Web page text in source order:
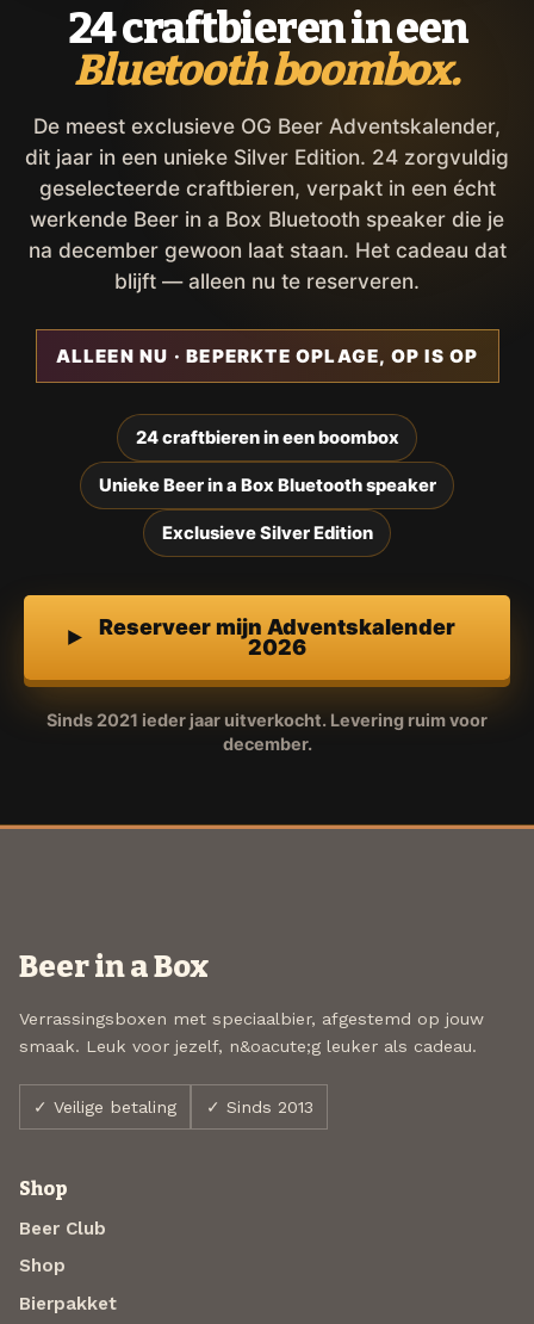
24 craftbieren in een
Bluetooth boombox.
De meest exclusieve OG Beer Adventskalender,
dit jaar in een unieke Silver Edition. 24 zorgvuldig
geselecteerde craftbieren, verpakt in een écht
werkende Beer in a Box Bluetooth speaker die je
na december gewoon laat staan. Het cadeau dat
blijft — alleen nu te reserveren.
ALLEEN NU · BEPERKTE OPLAGE, OP IS OP
24 craftbieren in een boombox
Unieke Beer in a Box Bluetooth speaker
Exclusieve Silver Edition
Reserveer mijn Adventskalender
2026
Sinds 2021 ieder jaar uitverkocht. Levering ruim voor
december.
Beer in a Box
Verrassingsboxen met speciaalbier, afgestemd op jouw
smaak. Leuk voor jezelf, n&oacute;g leuker als cadeau.
✓ Veilige betaling ✓ Sinds 2013
Shop
Beer Club
Shop
Bierpakket